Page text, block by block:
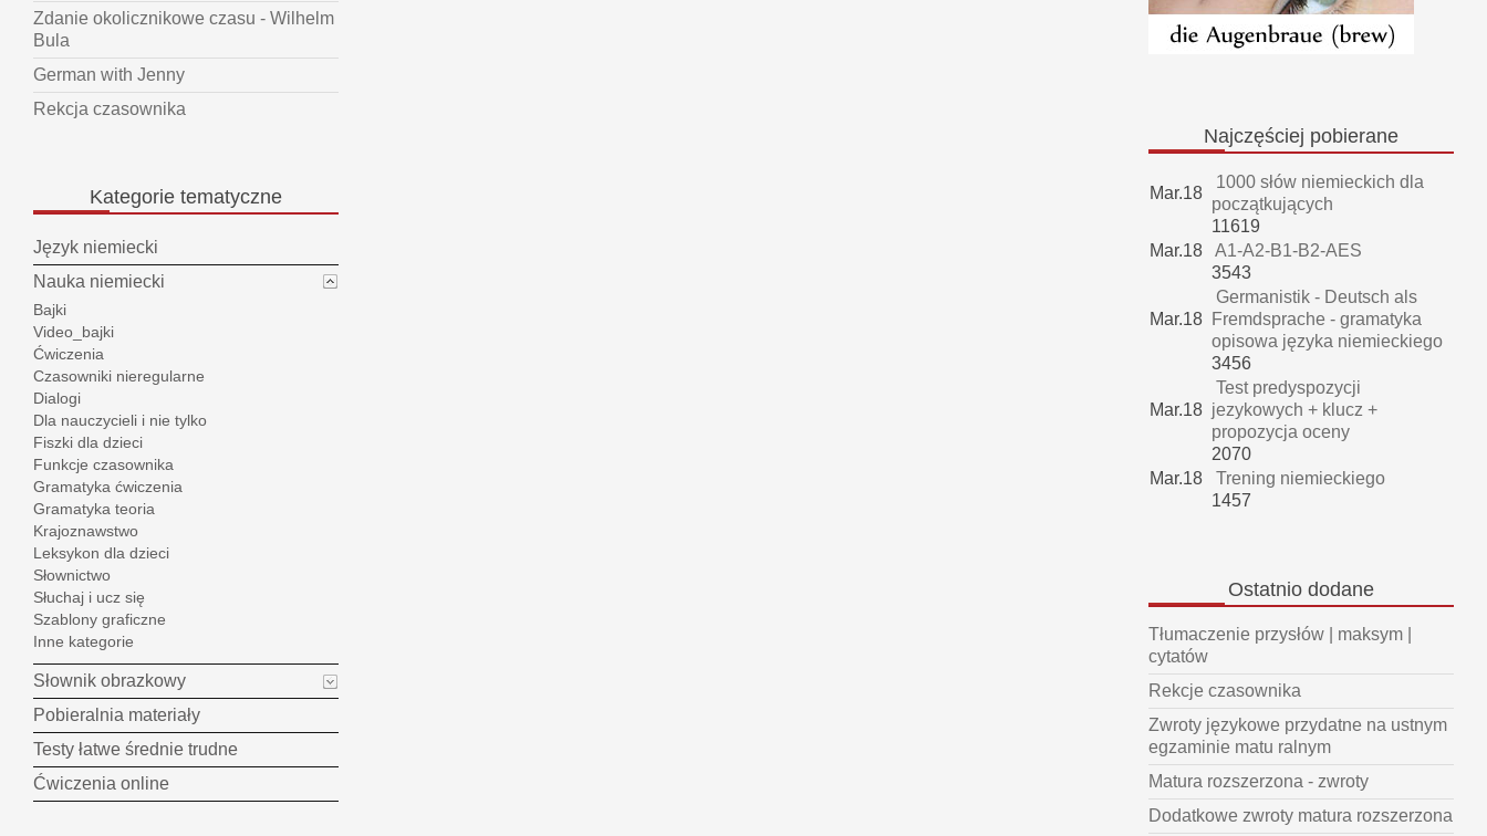
Zdanie okolicznikowe czasu - Wilhelm
Bula
German with Jenny
Rekcja czasownika
Kategorie tematyczne
Język niemiecki
Nauka niemiecki
Bajki
Video_bajki
Ćwiczenia
Czasowniki nieregularne
Dialogi
Dla nauczycieli i nie tylko
Fiszki dla dzieci
Funkcje czasownika
Gramatyka ćwiczenia
Gramatyka teoria
Krajoznawstwo
Leksykon dla dzieci
Słownictwo
Słuchaj i ucz się
Szablony graficzne
Inne kategorie
Słownik obrazkowy
Pobieralnia materiały
Testy łatwe średnie trudne
Ćwiczenia online
Najczęściej pobierane
Mar.18
1000 słów niemieckich dla
początkujących
11619
Mar.18
A1-A2-B1-B2-AES
3543
Mar.18
Germanistik - Deutsch als
Fremdsprache - gramatyka
opisowa języka niemieckiego
3456
Mar.18
Test predyspozycji
jezykowych + klucz +
propozycja oceny
2070
Mar.18
Trening niemieckiego
1457
Ostatnio dodane
Tłumaczenie przysłów | maksym |
cytatów
Rekcje czasownika
Zwroty językowe przydatne na ustnym
egzaminie matu ralnym
Matura rozszerzona - zwroty
Dodatkowe zwroty matura rozszerzona